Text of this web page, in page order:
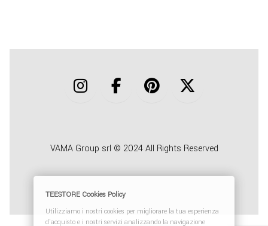
VAMA Group srl © 2024 All Rights Reserved
TEESTORE Cookies Policy
Utilizziamo i nostri cookies per migliorare la tua esperienza
d'acquisto e i nostri servizi analizzando la navigazione